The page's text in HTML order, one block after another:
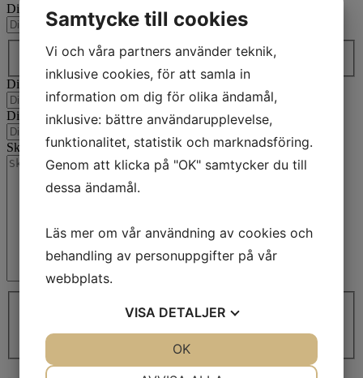
Ditt namn (Obligatoriskt)
Din e-postadress
(Obligatoriskt)
Ditt telefonnummer (Obligatoriskt)
Skriv ett meddelande(Obligatoriskt)
Jag samtycker till att dela min information *
svarstiden är 2 arbetsdagar.
Samtycke till cookies
Vi och våra partners använder teknik,
inklusive cookies, för att samla in
information om dig för olika ändamål,
inklusive: bättre användarupplevelse,
funktionalitet, statistik och marknadsföring.
Genom att klicka på "OK" samtycker du till
dessa ändamål.
Läs mer om vår användning av cookies och
behandling av personuppgifter på vår
webbplats.
VISA DETALJER
OK